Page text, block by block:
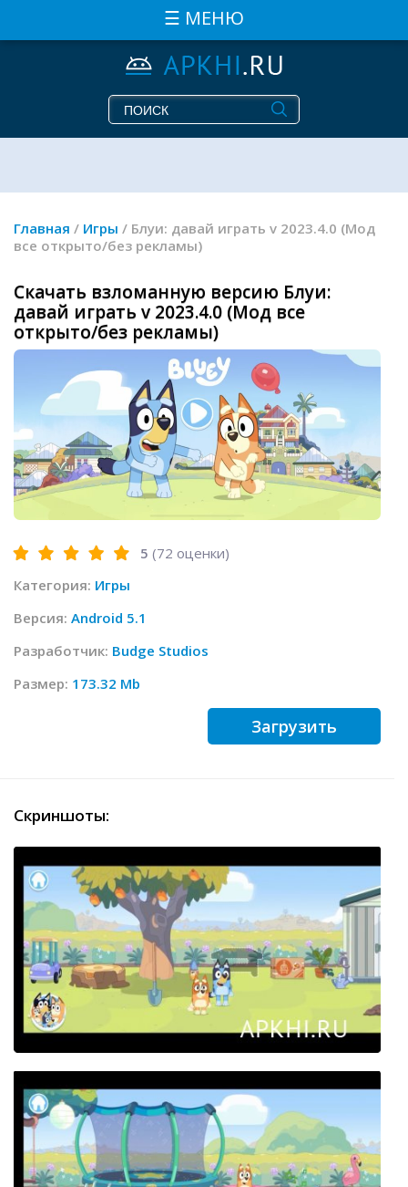
☰ МЕНЮ
Главная / Игры / Блуи: давай играть v 2023.4.0 (Мод
все открыто/без рекламы)
Скачать взломанную версию Блуи:
давай играть v 2023.4.0 (Мод все
открыто/без рекламы)
5 (72 оценки)
Категория: Игры
Версия: Android 5.1
Разработчик: Budge Studios
Размер: 173.32 Mb
Загрузить
Скриншоты: